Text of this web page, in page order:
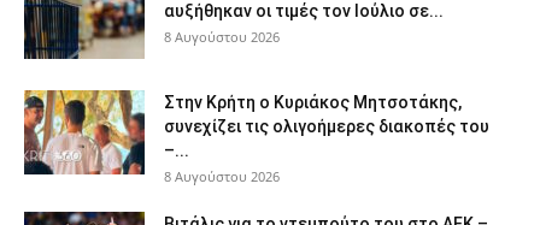
αυξήθηκαν οι τιμές τον Ιούλιο σε...
8 Αυγούστου 2026
Στην Κρήτη ο Κυριάκος Μητσοτάκης,
συνεχίζει τις ολιγοήμερες διακοπές του
–...
8 Αυγούστου 2026